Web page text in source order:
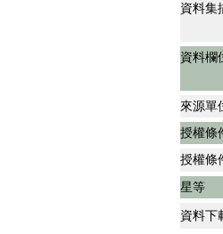
資料集
資料欄
來源單
授權條
授權條
星等
資料下